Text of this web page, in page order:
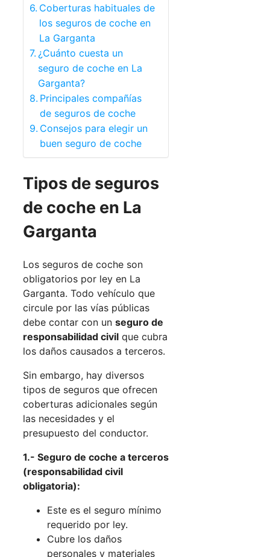
Coberturas habituales de
los seguros de coche en
La Garganta
¿Cuánto cuesta un
seguro de coche en La
Garganta?
Principales compañías
de seguros de coche
Consejos para elegir un
buen seguro de coche
Tipos de seguros
de coche en La
Garganta
Los seguros de coche son
obligatorios por ley en La
Garganta. Todo vehículo que
circule por las vías públicas
debe contar con un seguro de
responsabilidad civil que cubra
los daños causados a terceros.
Sin embargo, hay diversos
tipos de seguros que ofrecen
coberturas adicionales según
las necesidades y el
presupuesto del conductor.
1.- Seguro de coche a terceros
(responsabilidad civil
obligatoria):
Este es el seguro mínimo
requerido por ley.
Cubre los daños
personales y materiales